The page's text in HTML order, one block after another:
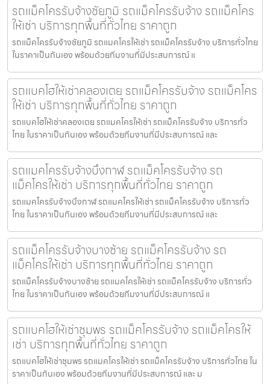
รถแม็คโครรับจ้างชัยภูมิ รถแม็คโครรับจ้าง รถแม็คโคร
ให้เช่า บริการทุกพื้นที่ทั่วไทย ราคาถูก
รถแม็คโครรับจ้างชัยภูมิ รถแมคโครให้เช่า รถแม็คโครรับจ้าง บริการทั่วไทย
ในราคาเป็นกันเอง พร้อมด้วยทีมงานที่มีประสบการณ์ แ
รถแบคโฮให้เช่าคลองเตย รถแม็คโครรับจ้าง รถแม็คโคร
ให้เช่า บริการทุกพื้นที่ทั่วไทย ราคาถูก
รถแบคโฮให้เช่าคลองเตย รถแมคโครให้เช่า รถแม็คโครรับจ้าง บริการทั่ว
ไทย ในราคาเป็นกันเอง พร้อมด้วยทีมงานที่มีประสบการณ์ และ
รถแมคโครรับจ้างบึงกาฬ รถแม็คโครรับจ้าง รถ
แม็คโครให้เช่า บริการทุกพื้นที่ทั่วไทย ราคาถูก
รถแมคโครรับจ้างบึงกาฬ รถแมคโครให้เช่า รถแม็คโครรับจ้าง บริการทั่ว
ไทย ในราคาเป็นกันเอง พร้อมด้วยทีมงานที่มีประสบการณ์ และ
รถแม็คโครรับจ้างบางซ้าย รถแม็คโครรับจ้าง รถ
แม็คโครให้เช่า บริการทุกพื้นที่ทั่วไทย ราคาถูก
รถแม็คโครรับจ้างบางซ้าย รถแมคโครให้เช่า รถแม็คโครรับจ้าง บริการทั่ว
ไทย ในราคาเป็นกันเอง พร้อมด้วยทีมงานที่มีประสบการณ์ แ
รถแบคโฮให้เช่าชุมพร รถแม็คโครรับจ้าง รถแม็คโครให้
เช่า บริการทุกพื้นที่ทั่วไทย ราคาถูก
รถแบคโฮให้เช่าชุมพร รถแมคโครให้เช่า รถแม็คโครรับจ้าง บริการทั่วไทย ใน
ราคาเป็นกันเอง พร้อมด้วยทีมงานที่มีประสบการณ์ และ ม